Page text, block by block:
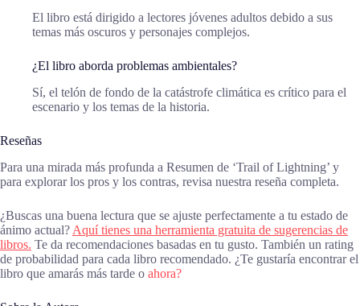
El libro está dirigido a lectores jóvenes adultos debido a sus
temas más oscuros y personajes complejos.
¿El libro aborda problemas ambientales?
Sí, el telón de fondo de la catástrofe climática es crítico para el
escenario y los temas de la historia.
Reseñas
Para una mirada más profunda a Resumen de ‘Trail of Lightning’ y
para explorar los pros y los contras, revisa nuestra reseña completa.
¿Buscas una buena lectura que se ajuste perfectamente a tu estado de
ánimo actual? Aquí tienes una herramienta gratuita de sugerencias de
libros. Te da recomendaciones basadas en tu gusto. También un rating
de probabilidad para cada libro recomendado. ¿Te gustaría encontrar el
libro que amarás más tarde o ahora?